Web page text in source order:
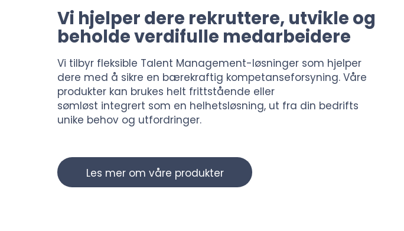
Vi hjelper dere rekruttere, utvikle og
beholde verdifulle medarbeidere
Vi tilbyr fleksible Talent Management-løsninger som hjelper
dere med å sikre en bærekraftig kompetanseforsyning. Våre
produkter kan brukes helt frittstående eller
sømløst integrert som en helhetsløsning, ut fra din bedrifts
unike behov og utfordringer.
Les mer om våre produkter